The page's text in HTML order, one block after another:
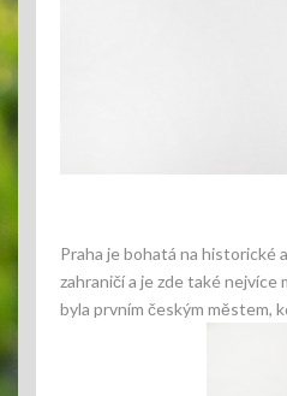
Praha je bohatá na historické
zahraničí a je zde také
byla prvním českým městem,